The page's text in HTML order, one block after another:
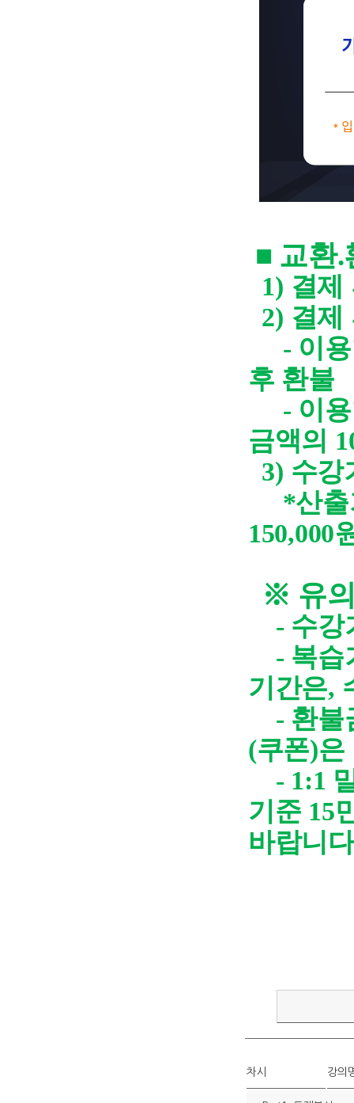
■ 교환.
1) 결
2) 결
- 이
후 환불
- 이
금액의
3) 수
*산출
150,000
※ 유
- 수강
- 복습
기간은,
- 환불
(쿠폰)
- 1:1
기준 15
바랍니
차시 강의